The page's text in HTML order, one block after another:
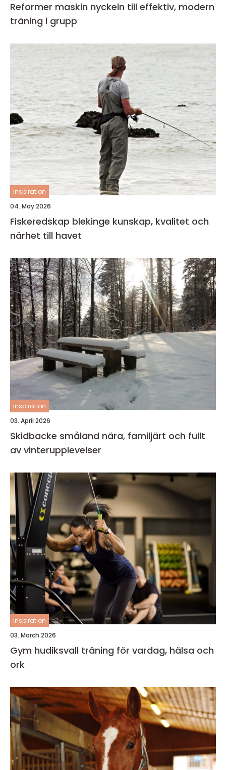
Reformer maskin nyckeln till effektiv, modern
träning i grupp
inspiration
04. May 2026
Fiskeredskap blekinge kunskap, kvalitet och
närhet till havet
inspiration
03. April 2026
Skidbacke småland nära, familjärt och fullt
av vinterupplevelser
inspiration
03. March 2026
Gym hudiksvall träning för vardag, hälsa och
ork